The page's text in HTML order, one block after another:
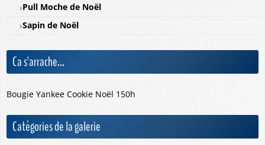
Pull Moche de Noël
Sapin de Noël
Ca s'arrache...
Bougie Yankee Cookie Noël 150h
Catégories de la galerie